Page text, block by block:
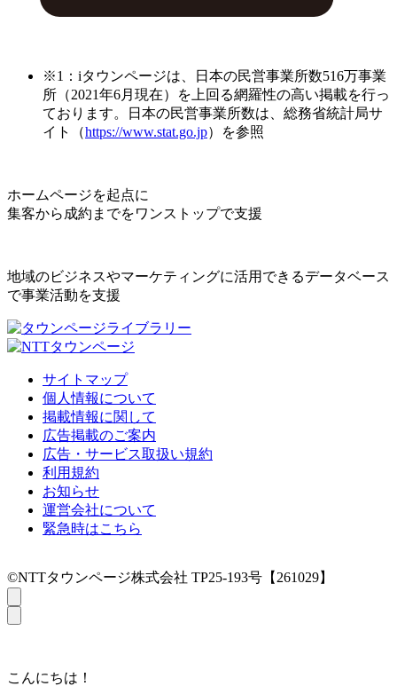
※1：iタウンページは、日本の民営事業所数516万事業
所（2021年6月現在）を上回る網羅性の高い掲載を行っ
ております。日本の民営事業所数は、総務省統計局サ
イト（https://www.stat.go.jp）を参照
ホームページを起点に
集客から成約までをワンストップで支援
地域のビジネスやマーケティングに活用できるデータベース
で事業活動を支援
サイトマップ
個人情報について
掲載情報に関して
広告掲載のご案内
広告・サービス取扱い規約
利用規約
お知らせ
運営会社について
緊急時はこちら
©NTTタウンページ株式会社 TP25-193号【261029】
こんにちは！